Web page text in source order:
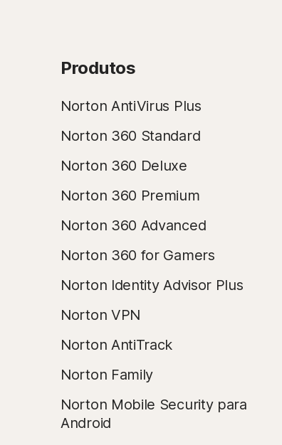
Produtos
Norton AntiVirus Plus
Norton 360 Standard
Norton 360 Deluxe
Norton 360 Premium
Norton 360 Advanced
Norton 360 for Gamers
Norton Identity Advisor Plus
Norton VPN
Norton AntiTrack
Norton Family
Norton Mobile Security para
Android